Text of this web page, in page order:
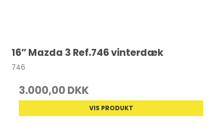
16” Mazda 3 Ref.746 vinterdæk
746
3.000,00 DKK
VIS PRODUKT